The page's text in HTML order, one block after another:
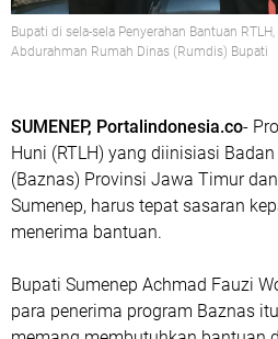
Bupati di sela-sela Penyerahan Bantuan
Abdurahman Rumah Dinas (Rumdis) Bupati
SUMENEP, Portalindonesia.co-
Huni (RTLH) yang diinisiasi
(Baznas) Provinsi Jawa Timur
Sumenep, harus tepat sasaran
menerima bantuan.
Bupati Sumenep Achmad Fauzi
para penerima program Baznas